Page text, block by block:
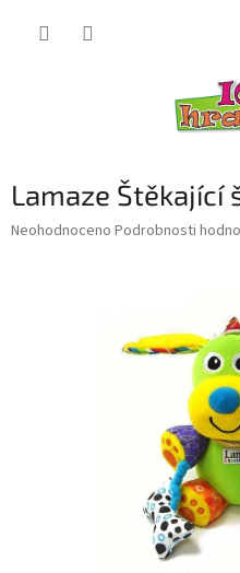
Lamaze Štěkající
Průměrné
Neohodnoceno Podrobnosti